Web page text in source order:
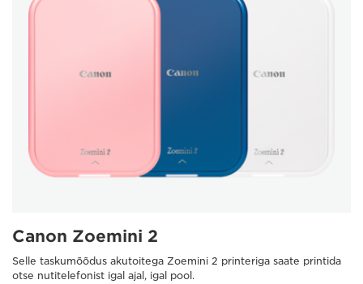
Canon Zoemini 2
Selle taskumõõdus akutoitega Zoemini 2 printeriga saate printida
otse nutitelefonist igal ajal, igal pool.